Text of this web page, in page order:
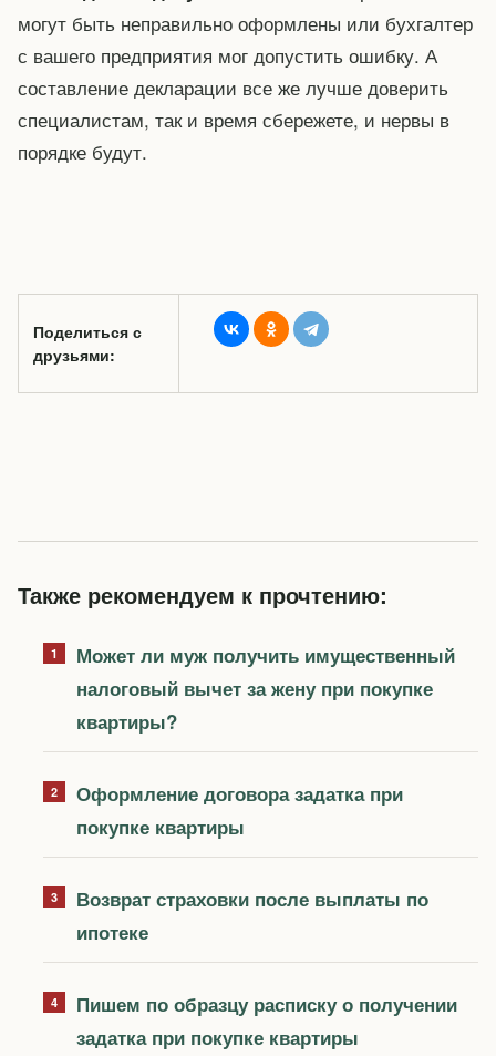
могут быть неправильно оформлены или бухгалтер
с вашего предприятия мог допустить ошибку. А
составление декларации все же лучше доверить
специалистам, так и время сбережете, и нервы в
порядке будут.
Поделиться с
друзьями:
Также рекомендуем к прочтению:
Может ли муж получить имущественный
налоговый вычет за жену при покупке
квартиры?
Оформление договора задатка при
покупке квартиры
Возврат страховки после выплаты по
ипотеке
Пишем по образцу расписку о получении
задатка при покупке квартиры